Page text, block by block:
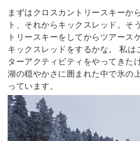
まずはクロスカントリースキーか
ト、それからキックスレッド。そ
トリースキーをしてからツアース
キックスレッドをするかな。 私
ターアクティビティをやってきた
湖の穏やかさに囲まれた中で氷の
っています。